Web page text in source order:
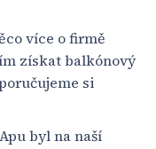
více o firmě
získat balkónový
si
byl na naší